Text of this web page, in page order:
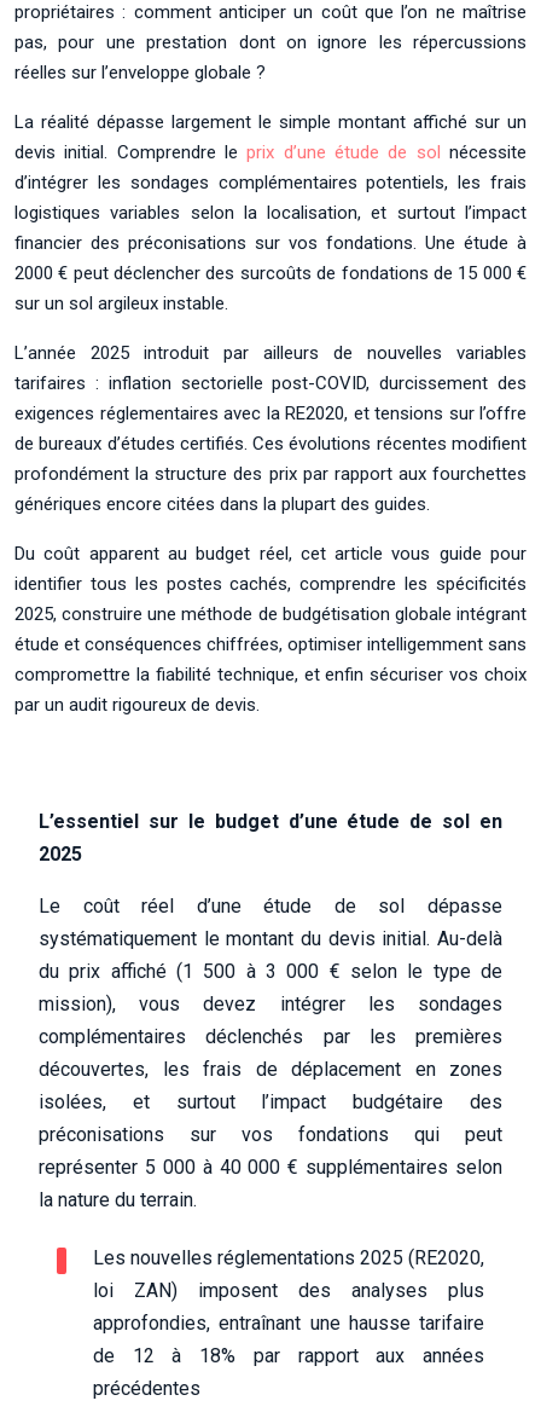
propriétaires : comment anticiper un coût que l’on ne maîtrise
pas, pour une prestation dont on ignore les répercussions
réelles sur l’enveloppe globale ?
La réalité dépasse largement le simple montant affiché sur un
devis initial. Comprendre leprix d’une étude de sol nécessite
d’intégrer les sondages complémentaires potentiels, les frais
logistiques variables selon la localisation, et surtout l’impact
financier des préconisations sur vos fondations. Une étude à
2000 € peut déclencher des surcoûts de fondations de 15 000 €
sur un sol argileux instable.
L’année 2025 introduit par ailleurs de nouvelles variables
tarifaires : inflation sectorielle post-COVID, durcissement des
exigences réglementaires avec la RE2020, et tensions sur l’offre
de bureaux d’études certifiés. Ces évolutions récentes modifient
profondément la structure des prix par rapport aux fourchettes
génériques encore citées dans la plupart des guides.
Du coût apparent au budget réel, cet article vous guide pour
identifier tous les postes cachés, comprendre les spécificités
2025, construire une méthode de budgétisation globale intégrant
étude et conséquences chiffrées, optimiser intelligemment sans
compromettre la fiabilité technique, et enfin sécuriser vos choix
par un audit rigoureux de devis.
L’essentiel sur le budget d’une étude de sol en
2025
Le coût réel d’une étude de sol dépasse
systématiquement le montant du devis initial. Au-delà
du prix affiché (1 500 à 3 000 € selon le type de
mission), vous devez intégrer les sondages
complémentaires déclenchés par les premières
découvertes, les frais de déplacement en zones
isolées, et surtout l’impact budgétaire des
préconisations sur vos fondations qui peut
représenter 5 000 à 40 000 € supplémentaires selon
la nature du terrain.
Les nouvelles réglementations 2025 (RE2020,
loi ZAN) imposent des analyses plus
approfondies, entraînant une hausse tarifaire
de 12 à 18% par rapport aux années
précédentes